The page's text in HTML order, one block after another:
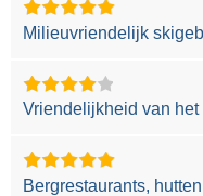
Milieuvriendelijk
Vriendelijkheid van het
Bergrestaurants,